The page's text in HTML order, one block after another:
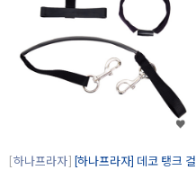
하나프라자
[하나프라자] 데코 탱크 걸